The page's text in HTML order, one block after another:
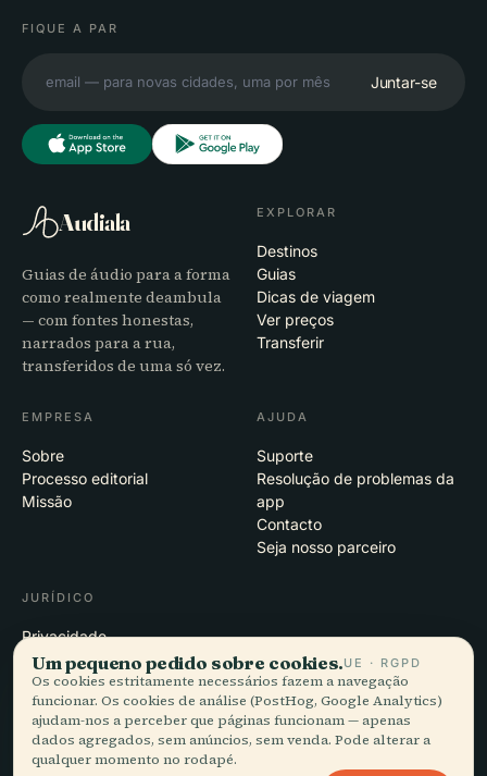
FIQUE A PAR
Juntar-se
Audiala
Guias de áudio para a forma
como realmente deambula
— com fontes honestas,
narrados para a rua,
transferidos de uma só vez.
EXPLORAR
Destinos
Guias
Dicas de viagem
Ver preços
Transferir
EMPRESA
Sobre
Processo editorial
Missão
AJUDA
Suporte
Resolução de problemas da
app
Contacto
Seja nosso parceiro
JURÍDICO
Privacidade
Termos
Definições de cookies
Eliminar conta
Um pequeno pedido sobre cookies.UE · RGPD
Os cookies estritamente necessários fazem a navegação
funcionar. Os cookies de análise (PostHog, Google Analytics)
ajudam-nos a perceber que páginas funcionam — apenas
dados agregados, sem anúncios, sem venda. Pode alterar a
qualquer momento no rodapé.